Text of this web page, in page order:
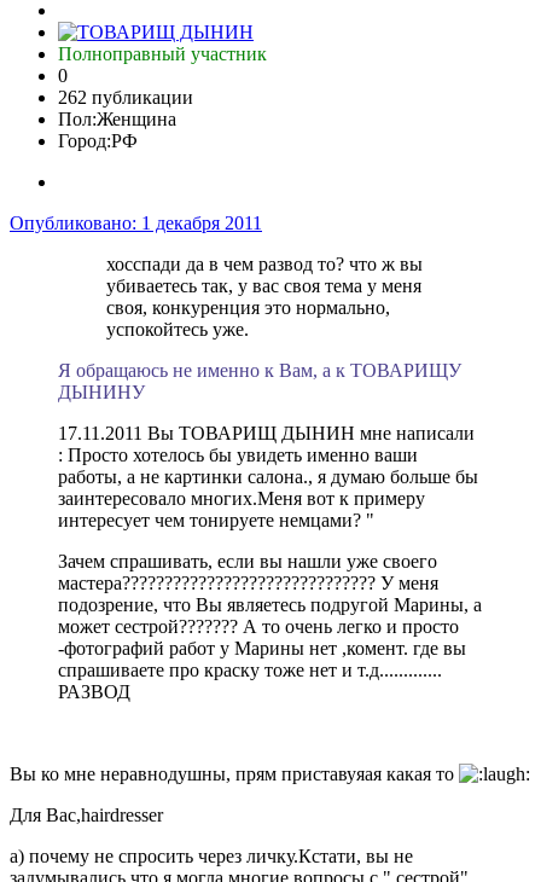
Полноправный участник
0
262 публикации
Пол:Женщина
Город:РФ
Опубликовано: 1 декабря 2011
хосспади да в чем развод то? что ж вы
убиваетесь так, у вас своя тема у меня
своя, конкуренция это нормально,
успокойтесь уже.
Я обращаюсь не именно к Вам, а к ТОВАРИЩУ
ДЫНИНУ
17.11.2011 Вы ТОВАРИЩ ДЫНИН мне написали
: Просто хотелось бы увидеть именно ваши
работы, а не картинки салона., я думаю больше бы
заинтересовало многих.Меня вот к примеру
интересует чем тонируете немцами? "
Зачем спрашивать, если вы нашли уже своего
мастера?????????????????????????????? У меня
подозрение, что Вы являетесь подругой Марины, а
может сестрой??????? А то очень легко и просто
-фотографий работ у Марины нет ,комент. где вы
спрашиваете про краску тоже нет и т.д.............
РАЗВОД
Вы ко мне неравнодушны, прям приставуяая какая то
Для Вас,hairdresser
а) почему не спросить через личку.Кстати, вы не
задумывались,что я могла многие вопросы с " сестрой"